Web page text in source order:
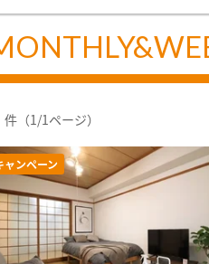
件（1/1ページ）
ャンペーン